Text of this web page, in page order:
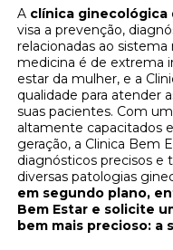
A clínica ginecológica
visa a prevenção,
relacionadas ao
medicina é de extrema
estar da mulher, e a
qualidade para atender
suas pacientes. Com
altamente capacitados
geração, a Clinica Bem
diagnósticos precisos e
diversas patologias
em segundo plano,
Bem Estar e solicite
bem mais precioso: a